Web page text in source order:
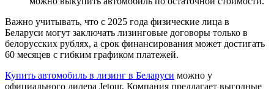
Важно учитывать, что с 2025 года физические лица в
Беларуси могут заключать лизинговые договоры только в
белорусских рублях, а срок финансирования может достигать
60 месяцев с гибким графиком платежей.
Купить автомобиль в лизинг в Беларуси можно у
официального дилера Jetour. Компания предлагает выгодные